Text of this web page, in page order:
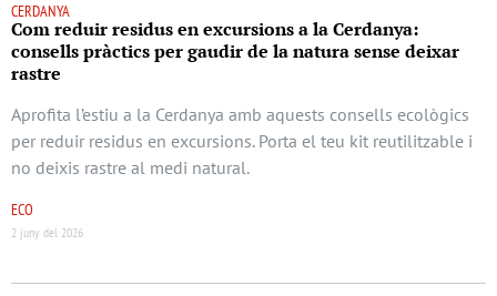
CERDANYA
Com reduir residus en excursions a la Cerdanya:
consells pràctics per gaudir de la natura sense deixar
rastre
Aprofita l’estiu a la Cerdanya amb aquests consells ecològics
per reduir residus en excursions. Porta el teu kit reutilitzable i
no deixis rastre al medi natural.
ECO
2 juny del 2026